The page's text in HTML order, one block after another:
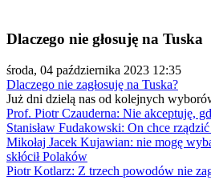
Dlaczego nie głosuję na Tuska
środa, 04 października 2023 12:35
Dlaczego nie zagłosuję na Tuska?
Już dni dzielą nas od kolejnych
Prof. Piotr Czauderna: Nie akceptuję,
Stanisław Fudakowski: On chce
Mikołaj Jacek Kujawian: nie mogę
skłócił Polaków
Piotr Kotlarz: Z trzech powodów nie